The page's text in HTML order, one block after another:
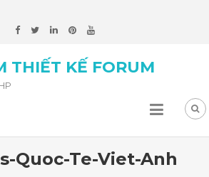
THIẾT KẾ FORUM
Quoc-Te-Viet-Anh